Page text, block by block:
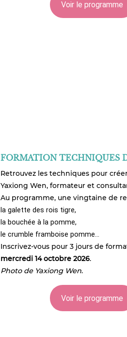
Voir le programme
FORMATION TECHNIQUES
Retrouvez les techniques pour
Yaxiong Wen, formateur et
Au programme, une vingtaine de
la galette des rois tigre,
la bouchée à la pomme,
le crumble framboise pomme…
Inscrivez-vous pour 3 jours de
mercredi 14 octobre 2026.
Photo de Yaxiong Wen.
Voir le programme